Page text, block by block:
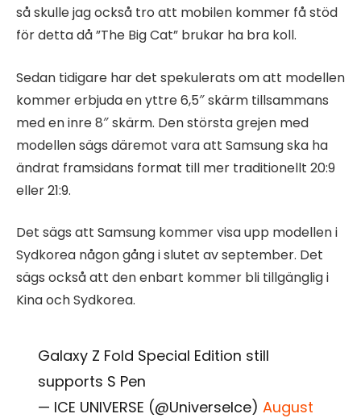
så skulle jag också tro att mobilen kommer få stöd
för detta då ”The Big Cat” brukar ha bra koll.
Sedan tidigare har det spekulerats om att modellen
kommer erbjuda en yttre 6,5″ skärm tillsammans
med en inre 8″ skärm. Den största grejen med
modellen sägs däremot vara att Samsung ska ha
ändrat framsidans format till mer traditionellt 20:9
eller 21:9.
Det sägs att Samsung kommer visa upp modellen i
Sydkorea någon gång i slutet av september. Det
sägs också att den enbart kommer bli tillgänglig i
Kina och Sydkorea.
Galaxy Z Fold Special Edition still
supports S Pen
— ICE UNIVERSE (@UniverseIce) August